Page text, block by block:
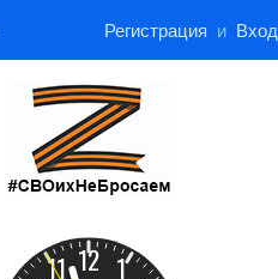
Регистрация и Вход